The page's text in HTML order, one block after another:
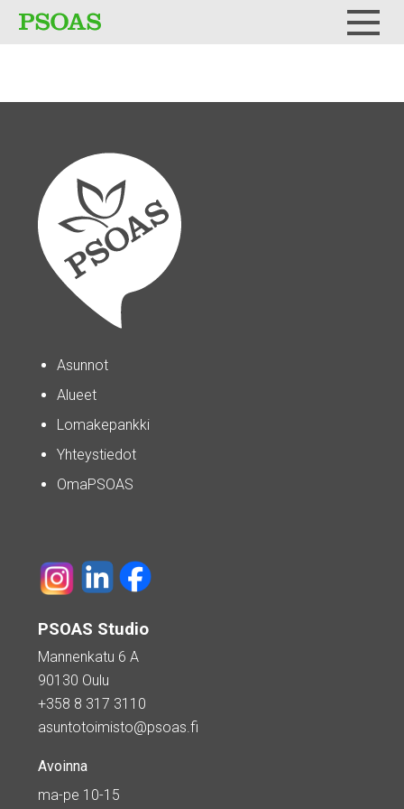
Asunnot
Alueet
Lomakepankki
Yhteystiedot
OmaPSOAS
PSOAS Studio
Mannenkatu 6 A
90130 Oulu
+358 8 317 3110
asuntotoimisto@psoas.fi
Avoinna
ma-pe 10-15